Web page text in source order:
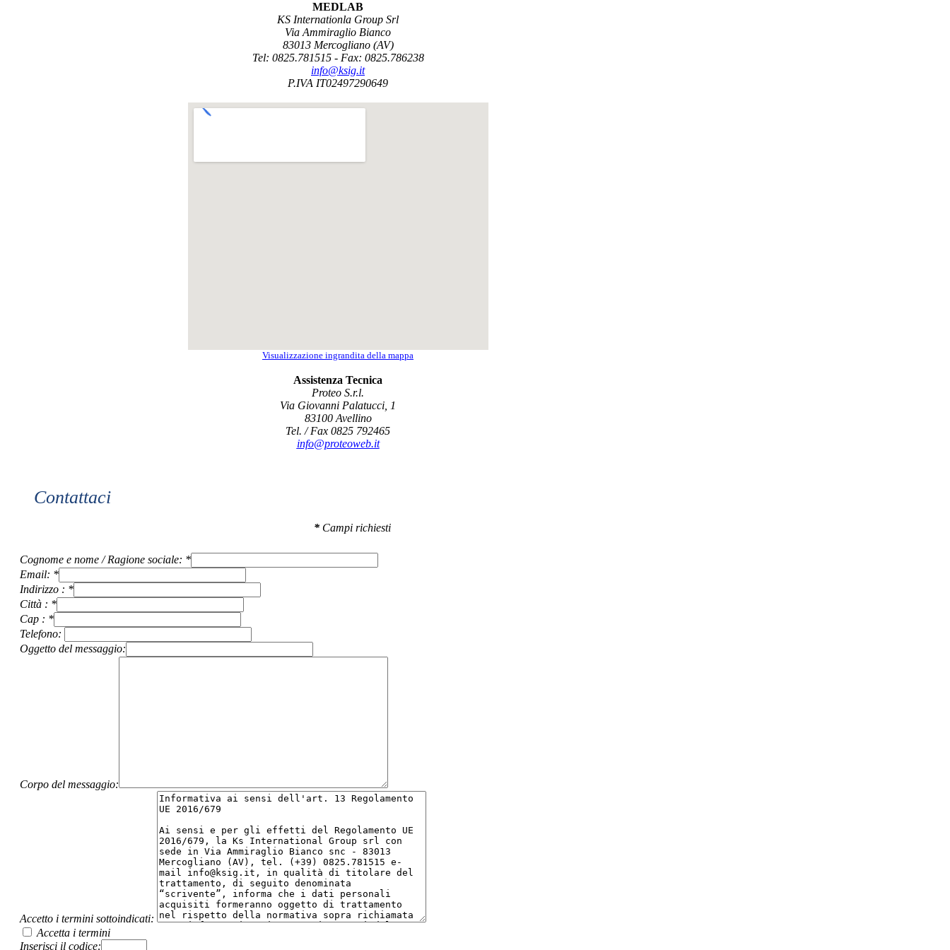
MEDLAB
KS Internationla Group Srl
Via Ammiraglio Bianco
83013 Mercogliano (AV)
Tel: 0825.781515 - Fax: 0825.786238
info@ksig.it
P.IVA IT02497290649
Visualizzazione ingrandita della mappa
Assistenza Tecnica
Proteo S.r.l.
Via Giovanni Palatucci, 1
83100 Avellino
Tel. / Fax 0825 792465
info@proteoweb.it
Contattaci
*Campi richiesti
Cognome e nome / Ragione sociale: *
Email: *
Indirizzo : *
Città : *
Cap : *
Telefono:
Oggetto del messaggio:
Corpo del messaggio:
Accetto i termini sottoindicati:
Accetta i termini
Inserisci il codice: